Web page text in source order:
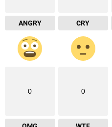
ANGRY CRY
0 0